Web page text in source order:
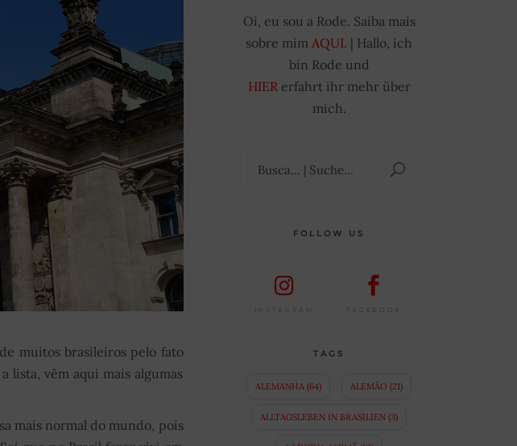
muitos brasileiros pelo fato
lista, vêm aqui mais algumas
mais normal do mundo, pois
Oi, eu sou a Rode. Saiba mais
sobre mim AQUI. | Hallo, ich
bin Rode und
HIER erfahrt ihr mehr über
mich.
FOLLOW US
INSTAGRAM FACEBOOK
TAGS
ALEMANHA (64) ALEMÃO (21)
ALLTAGSLEBEN IN BRASILIEN (3)